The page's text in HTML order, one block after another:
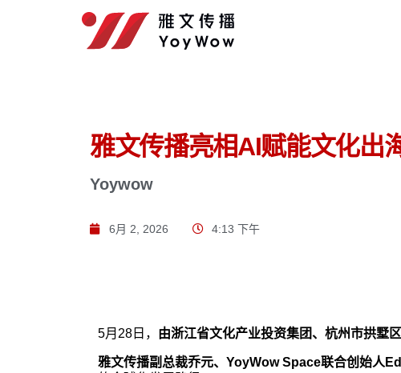
雅文传播亮相AI赋能文化出
Yoywow
6月 2, 2026 4:13 下午
5月28日， 由浙江省文化产业投资集团、杭州市拱墅
雅文传播副总裁乔元、 YoyWow Space联合创始人